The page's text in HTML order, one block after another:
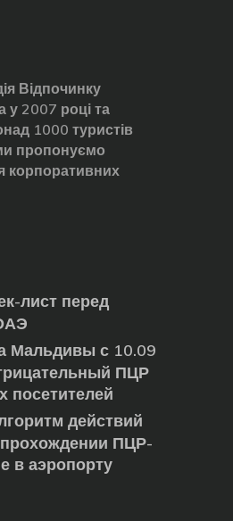
Відпочинку
у 2007 році та
1000 туристів
пропонуємо
корпоративних
лист перед
Мальдивы с 10.09
ПЦР
посетителей
действий
ПЦР-
в аэропорту